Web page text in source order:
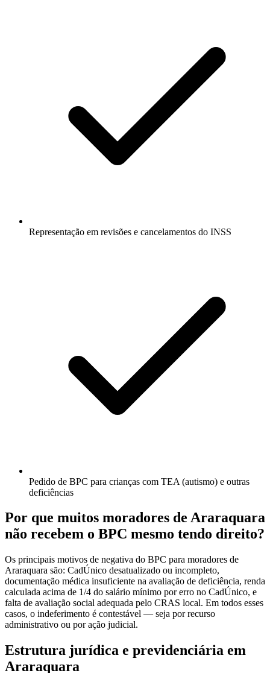
Representação em revisões e cancelamentos do INSS
Pedido de BPC para crianças com TEA (autismo) e outras
deficiências
Por que muitos moradores de Araraquara
não recebem o BPC mesmo tendo direito?
Os principais motivos de negativa do BPC para moradores de
Araraquara são: CadÚnico desatualizado ou incompleto,
documentação médica insuficiente na avaliação de deficiência, renda
calculada acima de 1/4 do salário mínimo por erro no CadÚnico, e
falta de avaliação social adequada pelo CRAS local. Em todos esses
casos, o indeferimento é contestável — seja por recurso
administrativo ou por ação judicial.
Estrutura jurídica e previdenciária em
Araraquara